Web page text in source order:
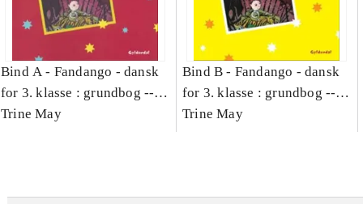
Bind A - Fandango - dansk
for 3. klasse : grundbog --
Arbejdsbog. Bind A
Trine May
Bind B - Fandango - dansk
for 3. klasse : grundbog --
Arbejdsbog. Bind B
Trine May